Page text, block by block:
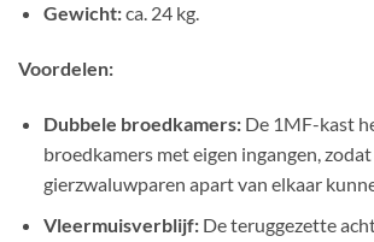
Gewicht:ca. 24 kg.
Voordelen:
Dubbele broedkamers:De 1MF-kast
broedkamers met eigen ingangen,
gierzwaluwparen apart van elkaar
Vleermuisverblijf:De teruggezette